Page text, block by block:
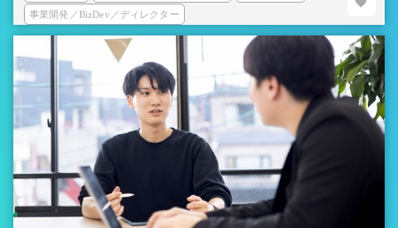
事業開発／BizDev／ディレクター